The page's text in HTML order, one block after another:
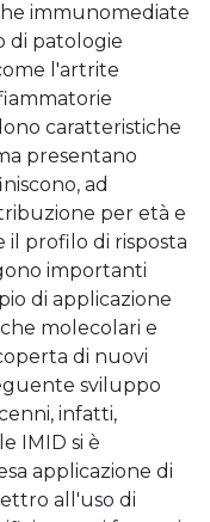
immunomediate
di patologie
l'artrite
caratteristiche
presentano
ad
per età e
il profilo di risposta
importanti
di applicazione
molecolari e
di nuovi
sviluppo
infatti,
IMID si è
applicazione di
all'uso di